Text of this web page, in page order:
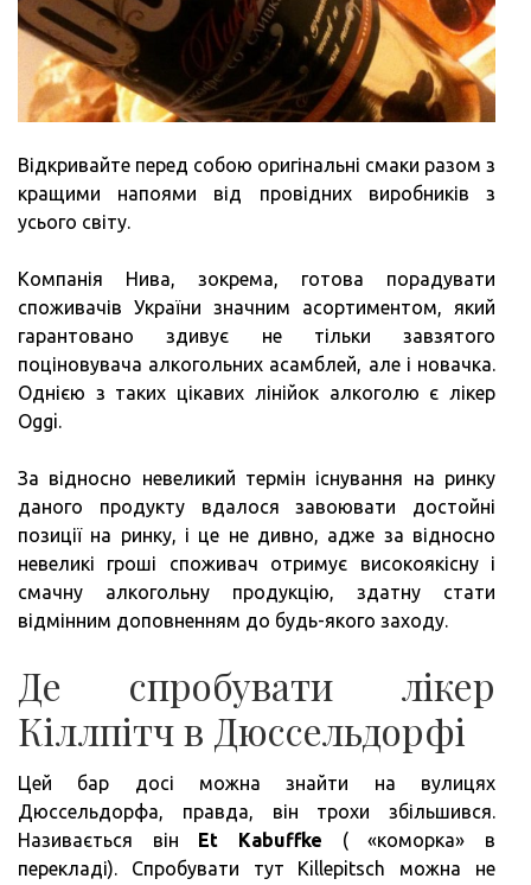
Відкривайте перед собою оригінальні смаки разом з
кращими напоями від провідних виробників з
усього світу.
Компанія Нива, зокрема, готова порадувати
споживачів України значним асортиментом, який
гарантовано здивує не тільки завзятого
поціновувача алкогольних асамблей, але і новачка.
Однією з таких цікавих лінійок алкоголю є лікер
Oggi.
За відносно невеликий термін існування на ринку
даного продукту вдалося завоювати достойні
позиції на ринку, і це не дивно, адже за відносно
невеликі гроші споживач отримує високоякісну і
смачну алкогольну продукцію, здатну стати
відмінним доповненням до будь-якого заходу.
Де спробувати лікер
Кіллпітч в Дюссельдорфі
Цей бар досі можна знайти на вулицях
Дюссельдорфа, правда, він трохи збільшився.
Називається він
Et Kabuffke ( «коморка» в
перекладі). Спробувати тут Killepitsch можна не